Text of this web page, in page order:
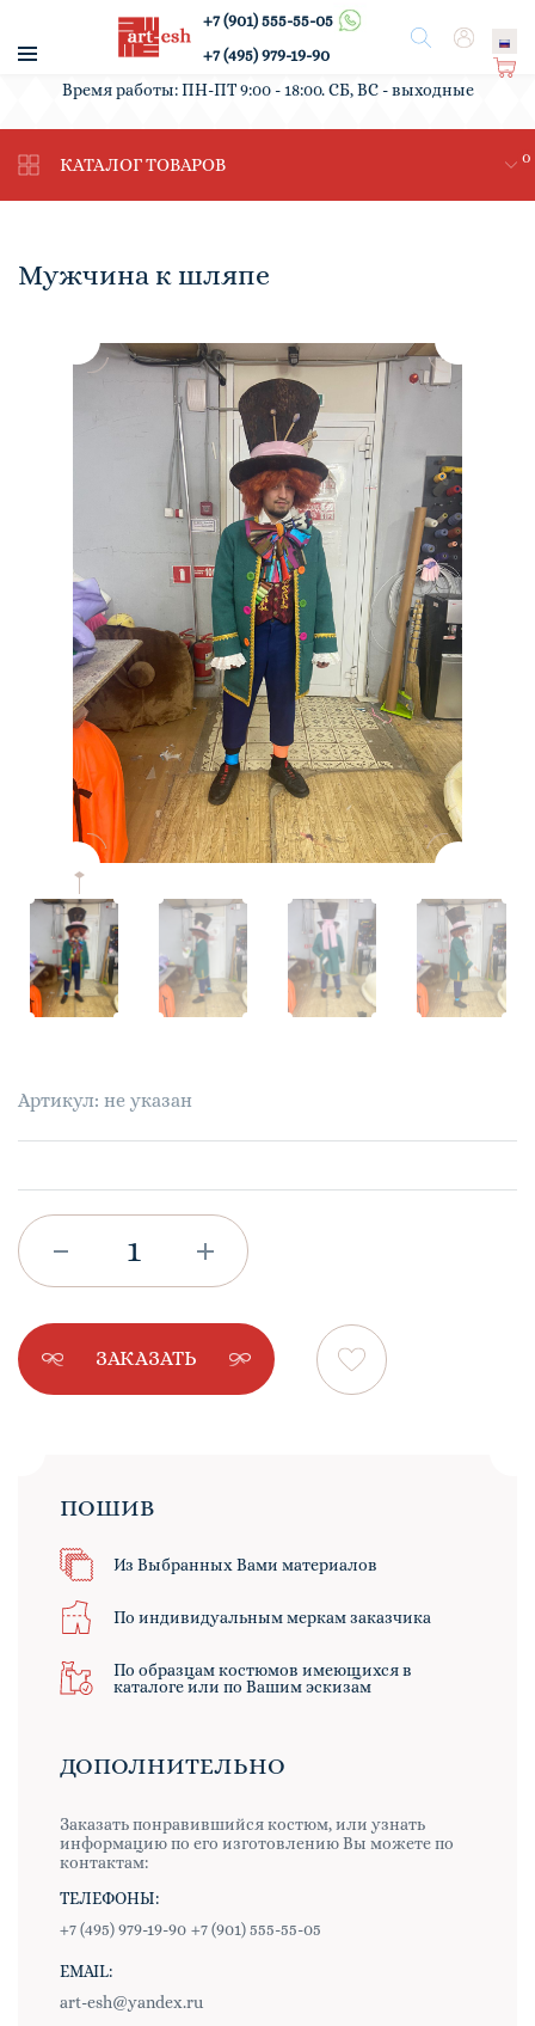
Поиск
+7 (901) 555-55-05
+7 (495) 979-19-90
Ко
ин
а
0
Вход
/
Время работы: ПН-ПТ 9:00 - 18:00. СБ, ВС - выходные
КАТАЛОГ ТОВАРОВ
Мужчина к шляпе
Артикул: не указан
ЗАКАЗАТЬ
ПОШИВ
Из Выбранных Вами материалов
По индивидуальным меркам заказчика
По образцам костюмов имеющихся в
каталоге или по Вашим эскизам
ДОПОЛНИТЕЛЬНО
Заказать понравившийся костюм, или узнать
информацию по его изготовлению Вы можете по
контактам:
ТЕЛЕФОНЫ:
+7 (495) 979-19-90 +7 (901) 555-55-05
EMAIL:
art-esh@yandex.ru